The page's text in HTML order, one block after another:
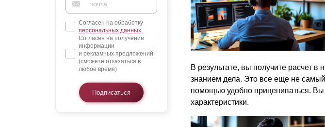
Согласен на обработку
персональных данных
Согласен на получение
информации
и рекламных предложений
(сможете отказаться в
любое время)
Подписаться
В результате, вы получите расчет в
знанием дела. Это все еще не
помощью удобно прицениваться. Вы
характеристики.